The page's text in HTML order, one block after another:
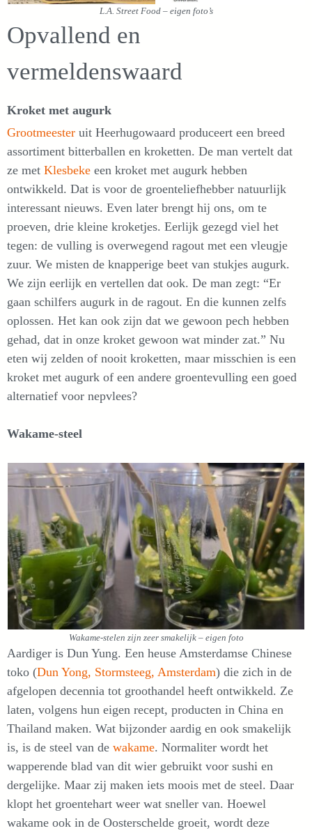
L.A. Street Food – eigen foto’s
Opvallend en
vermeldenswaard
Kroket met augurk
Grootmeester uit Heerhugowaard produceert een breed
assortiment bitterballen en kroketten. De man vertelt dat
ze met Klesbeke een kroket met augurk hebben
ontwikkeld. Dat is voor de groenteliefhebber natuurlijk
interessant nieuws. Even later brengt hij ons, om te
proeven, drie kleine kroketjes. Eerlijk gezegd viel het
tegen: de vulling is overwegend ragout met een vleugje
zuur. We misten de knapperige beet van stukjes augurk.
We zijn eerlijk en vertellen dat ook. De man zegt: “Er
gaan schilfers augurk in de ragout. En die kunnen zelfs
oplossen. Het kan ook zijn dat we gewoon pech hebben
gehad, dat in onze kroket gewoon wat minder zat.” Nu
eten wij zelden of nooit kroketten, maar misschien is een
kroket met augurk of een andere groentevulling een goed
alternatief voor nepvlees?
Wakame-steel
Wakame-stelen zijn zeer smakelijk – eigen foto
Aardiger is Dun Yung. Een heuse Amsterdamse Chinese
toko (Dun Yong, Stormsteeg, Amsterdam) die zich in de
afgelopen decennia tot groothandel heeft ontwikkeld. Ze
laten, volgens hun eigen recept, producten in China en
Thailand maken. Wat bijzonder aardig en ook smakelijk
is, is de steel van de wakame. Normaliter wordt het
wapperende blad van dit wier gebruikt voor sushi en
dergelijke. Maar zij maken iets moois met de steel. Daar
klopt het groentehart weer wat sneller van. Hoewel
wakame ook in de Oosterschelde groeit, wordt deze